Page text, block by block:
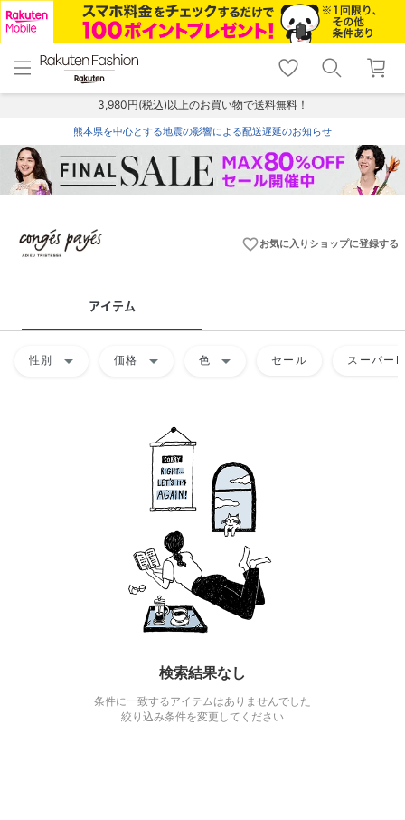
menu home
トップ
shopping_cart lock_outline
ログイン
3,980円(税込)以上のお買い物で送料無料！
熊本県を中心とする地震の影響による配送遅延のお知らせ
favorite_borderお気に入りショップに登録する
アイテム
性別 arrow_drop_down 価格 arrow_drop_down 色 arrow_drop_down セール スーパー
検索結果なし
条件に一致するアイテムはありませんでした
絞り込み条件を変更してください